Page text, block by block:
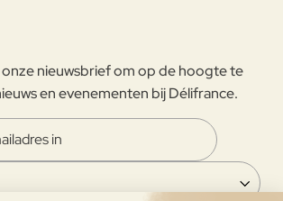
nieuwsbrief om op de hoogte te
en evenementen bij Délifrance.